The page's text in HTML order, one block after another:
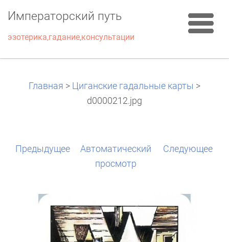
Императорский путь
эзотерика,гадание,консультации
Главная > Циганские гадальные карты >
d0000212.jpg
Предыдущее
Aвтоматический
просмотр
Следующее